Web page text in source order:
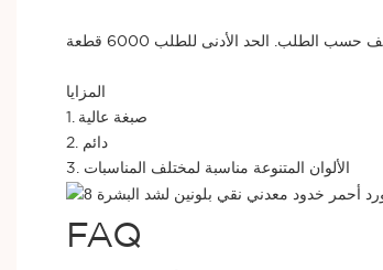
المزايا
1. صبغة عالية
2. دائم
3. الألوان المتنوعة مناسبة لمختلف المناسبات
FAQ